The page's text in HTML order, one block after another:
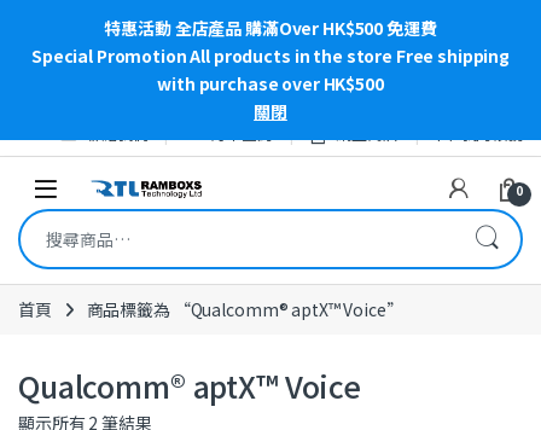
特惠活動 全店產品 購滿Over HK$500 免運費
Special Promotion All products in the store Free shipping
with purchase over HK$500
關閉
Open 0
搜尋關鍵字:
首頁 商品標籤為 “Qualcomm® aptX™ Voice”
Qualcomm® aptX™ Voice
顯示所有 2 筆結果依最新項目排序